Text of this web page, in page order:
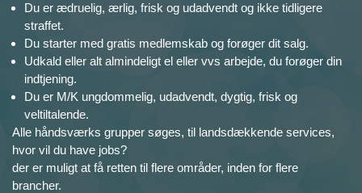
Du er ædruelig, ærlig, frisk og udadvendt og ikke tidligere
straffet.
Du starter med gratis medlemskab og forøger dit salg.
Udkald eller alt almindeligt el eller vvs arbejde, du forøger din
indtjening.
Du er M/K ungdommelig, udadvendt, dygtig, frisk og
veltiltalende.
Alle håndsværks grupper søges, til landsdækkende services,
hvor vil du have jobs?
der er muligt at få retten til flere områder, inden for flere
brancher.